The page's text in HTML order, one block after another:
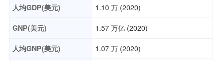
人均GDP(美元) 1.10 万 (2020)
GNP(美元) 1.57 万亿 (2020)
人均GNP(美元) 1.07 万 (2020)